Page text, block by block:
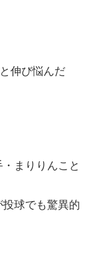
伸び悩んだ
まりりんこと
球でも驚異的